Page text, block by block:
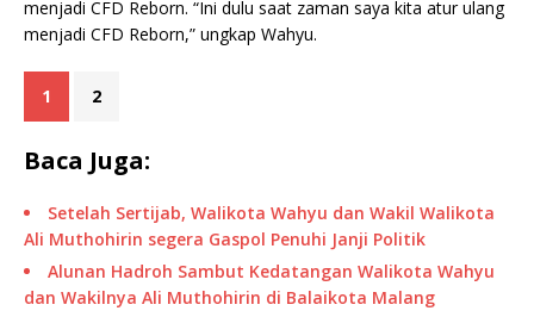
menjadi CFD Reborn. “Ini dulu saat zaman saya kita atur ulang
menjadi CFD Reborn,” ungkap Wahyu.
1 2
Baca Juga:
Setelah Sertijab, Walikota Wahyu dan Wakil Walikota
Ali Muthohirin segera Gaspol Penuhi Janji Politik
Alunan Hadroh Sambut Kedatangan Walikota Wahyu
dan Wakilnya Ali Muthohirin di Balaikota Malang